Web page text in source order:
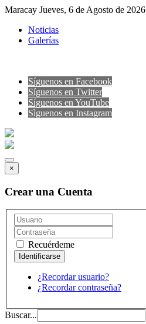
Maracay Jueves, 6 de Agosto de 2026
Noticias
Galerías
Síguenos en Facebook
Síguenos en Twitter
Síguenos en YouTube
Sìguenos en Instagram
×
Crear una Cuenta
Recuérdeme
¿Recordar usuario?
¿Recordar contraseña?
Buscar...